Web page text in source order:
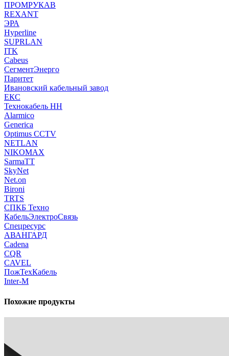
ПРОМРУКАВ
REXANT
ЭРА
Hyperline
SUPRLAN
ITK
Cabeus
СегментЭнерго
Паритет
Ивановский кабельный завод
ЕКС
Технокабель НН
Alarmico
Generica
Optimus CCTV
NETLAN
NIKOMAX
SarmaTT
SkyNet
Net.on
Bironi
TRTS
СПКБ Техно
КабельЭлектроСвязь
Спецресурс
АВАНГАРД
Cadena
CQR
CAVEL
ПожТехКабель
Inter-M
Похожие продукты